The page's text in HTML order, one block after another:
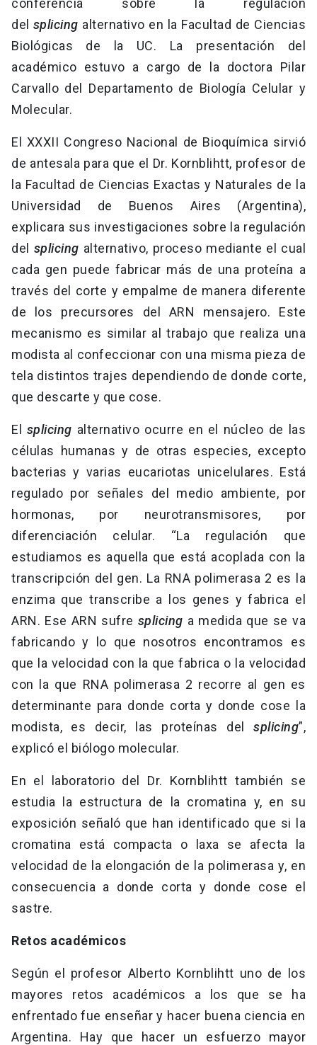
conferencia sobre la regulación
del splicing alternativo en la Facultad de Ciencias
Biológicas de la UC. La presentación del
académico estuvo a cargo de la doctora Pilar
Carvallo del Departamento de Biología Celular y
Molecular.
El XXXII Congreso Nacional de Bioquímica sirvió
de antesala para que el Dr. Kornblihtt, profesor de
la Facultad de Ciencias Exactas y Naturales de la
Universidad de Buenos Aires (Argentina),
explicara sus investigaciones sobre la regulación
del splicing alternativo, proceso mediante el cual
cada gen puede fabricar más de una proteína a
través del corte y empalme de manera diferente
de los precursores del ARN mensajero. Este
mecanismo es similar al trabajo que realiza una
modista al confeccionar con una misma pieza de
tela distintos trajes dependiendo de donde corte,
que descarte y que cose.
El splicing alternativo ocurre en el núcleo de las
células humanas y de otras especies, excepto
bacterias y varias eucariotas unicelulares. Está
regulado por señales del medio ambiente, por
hormonas, por neurotransmisores, por
diferenciación celular. “La regulación que
estudiamos es aquella que está acoplada con la
transcripción del gen. La RNA polimerasa 2 es la
enzima que transcribe a los genes y fabrica el
ARN. Ese ARN sufre splicing a medida que se va
fabricando y lo que nosotros encontramos es
que la velocidad con la que fabrica o la velocidad
con la que RNA polimerasa 2 recorre al gen es
determinante para donde corta y donde cose la
modista, es decir, las proteínas del splicing”,
explicó el biólogo molecular.
En el laboratorio del Dr. Kornblihtt también se
estudia la estructura de la cromatina y, en su
exposición señaló que han identificado que si la
cromatina está compacta o laxa se afecta la
velocidad de la elongación de la polimerasa y, en
consecuencia a donde corta y donde cose el
sastre.
Retos académicos
Según el profesor Alberto Kornblihtt uno de los
mayores retos académicos a los que se ha
enfrentado fue enseñar y hacer buena ciencia en
Argentina. Hay que hacer un esfuerzo mayor